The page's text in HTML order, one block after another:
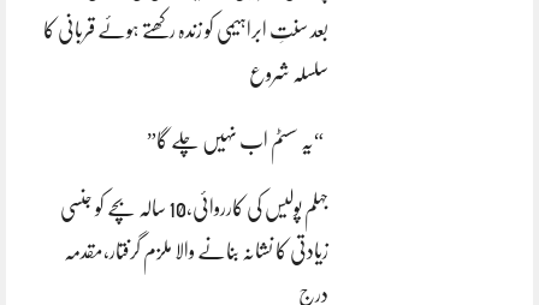
بعد سنتِ ابراہیمی کو زندہ رکھتے ہوئے قربانی کا
سلسلہ شروع
“یہ سسٹم اب نہیں چلے گا”
جہلم پولیس کی کارروائی،10 سالہ بچے کو جنسی
زیادتی کا نشانہ بنانے والا ملزم گرفتار،مقدمہ
درج